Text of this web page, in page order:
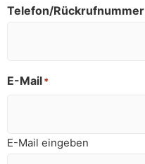
Telefon/Rückrufnummer
E-Mail*
E-Mail eingeben